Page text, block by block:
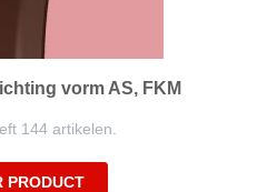
vorm AS, FKM
144 artikelen.
PRODUCT